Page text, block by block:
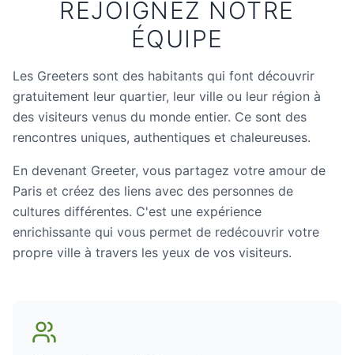
REJOIGNEZ NOTRE
ÉQUIPE
Les Greeters sont des habitants qui font découvrir
gratuitement leur quartier, leur ville ou leur région à
des visiteurs venus du monde entier. Ce sont des
rencontres uniques, authentiques et chaleureuses.
En devenant Greeter, vous partagez votre amour de
Paris et créez des liens avec des personnes de
cultures différentes. C'est une expérience
enrichissante qui vous permet de redécouvrir votre
propre ville à travers les yeux de vos visiteurs.